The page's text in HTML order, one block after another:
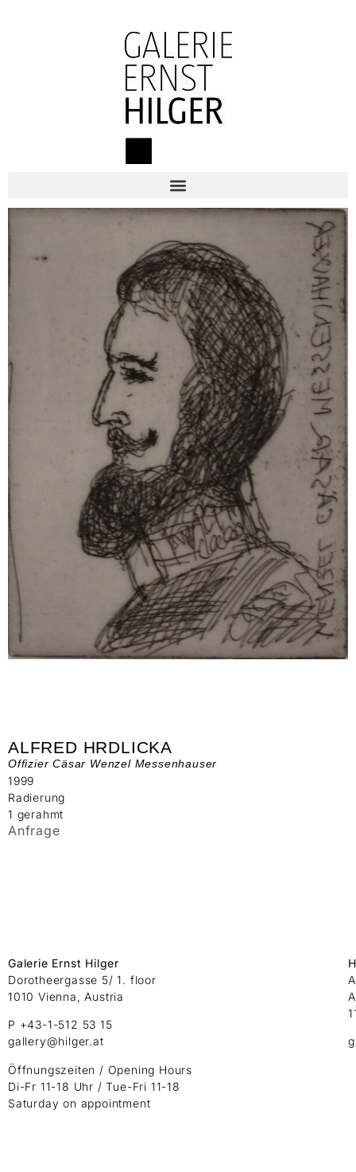
ALFRED HRDLICKA
Offizier Cäsar Wenzel Messenhauser
1999
Radierung
1 gerahmt
Anfrage
Galerie Ernst Hilger
Dorotheergasse 5/ 1. floor
1010 Vienna, Austria
P +43-1-512 53 15
gallery@hilger.at
Öffnungszeiten / Opening Hours
Di-Fr 11-18 Uhr / Tue-Fri 11-18
Saturday on appointment